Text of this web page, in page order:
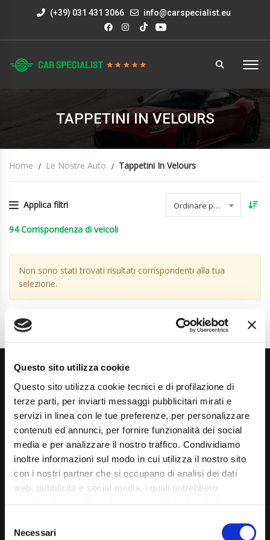
Questo sito utilizza cookie
Questo sito utilizza cookie tecnici e di profilazione di
terze parti, per inviarti messaggi pubblicitari mirati e
servizi in linea con le tue preferenze, per personalizzare
contenuti ed annunci, per fornire funzionalità dei social
media e per analizzare il nostro traffico. Condividiamo
inoltre informazioni sul modo in cui utilizza il nostro sito
con i nostri partner che si occupano di analisi dei dati
web, pubblicità e social media, i quali potrebbero
mera chiusura del banner non comporta l’accettazione
Selection
Necessari
(+39) 031 431 3066 info@carspecialist.eu
TAPPETINI IN VELOURS
Home Le Nostre Auto Tappetini In Velours
Applica filtri Ordinare per data
94 Corrispondenza di veicoli
Non sono stati trovati risultati corrispondenti alla tua
selezione.
Via Giuditta Pasta 2, Como (CO) 22100
(+39) 031 431 3066
info@carspecialist.eu
Sabato: 09:00 - 12:30